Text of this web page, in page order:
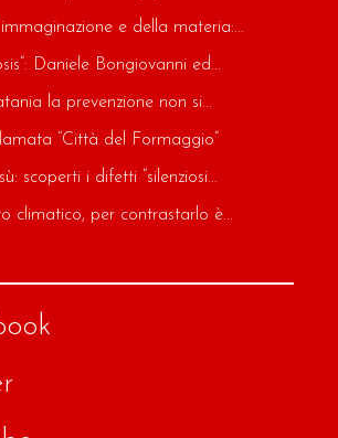
e della materia:...
Daniele Bongiovanni ed...
la prevenzione non si...
“Città del Formaggio”
scoperti i difetti “silenziosi...
climatico, per contrastarlo è...